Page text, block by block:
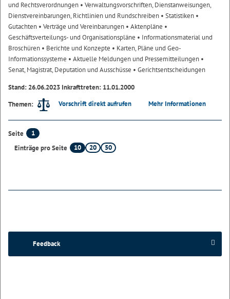
und Rechtsverordnungen • Verwaltungsvorschriften, Dienstanweisungen,
Dienstvereinbarungen, Richtlinien und Rundschreiben • Statistiken •
Gutachten • Verträge und Vereinbarungen • Aktenpläne •
Geschäftsverteilungs- und Organisationspläne • Informationsmaterial und
Broschüren • Berichte und Konzepte • Karten, Pläne und Geo-
Informationssysteme • Aktuelle Meldungen und Pressemitteilungen •
Senat, Magistrat, Deputation und Ausschüsse • Gerichtsentscheidungen
Stand: 26.06.2023 Inkrafttreten: 11.01.2000
Themen:
Vorschrift direkt aufrufen Mehr Informationen
Seite
1
Einträge pro Seite
10 20 50
Feedback